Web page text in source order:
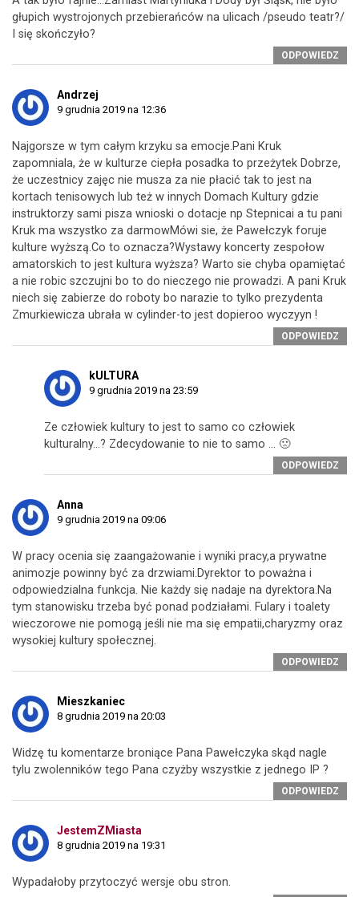
głupich wystrojonych przebierańców na ulicach /pseudo teatr?/
I się skończyło?
ODPOWIEDZ
Andrzej
9 grudnia 2019 na 12:36
Najgorsze w tym całym krzyku sa emocje.Pani Kruk
zapomniala, że w kulturze ciepła posadka to przeżytek Dobrze,
że uczestnicy zajęc nie musza za nie płacić tak to jest na
kortach tenisowych lub też w innych Domach Kultury gdzie
instruktorzy sami pisza wnioski o dotacje np Stepnicai a tu pani
Kruk ma wszystko za darmowMówi sie, że Pawełczyk foruje
kulture wyższą.Co to oznacza?Wystawy koncerty zespołow
amatorskich to jest kultura wyższa? Warto sie chyba opamiętać
a nie robic szczujni bo to do nieczego nie prowadzi. A pani Kruk
niech się zabierze do roboty bo narazie to tylko prezydenta
Zmurkiewicza ubrała w cylinder-to jest dopieroo wyczyyn !
ODPOWIEDZ
kULTURA
9 grudnia 2019 na 23:59
Ze człowiek kultury to jest to samo co człowiek
kulturalny…? Zdecydowanie to nie to samo … 🙁
ODPOWIEDZ
Anna
9 grudnia 2019 na 09:06
W pracy ocenia się zaangażowanie i wyniki pracy,a prywatne
animozje powinny być za drzwiami.Dyrektor to poważna i
odpowiedzialna funkcja. Nie każdy się nadaje na dyrektora.Na
tym stanowisku trzeba być ponad podziałami. Fulary i toalety
wieczorowe nie pomogą jeśli nie ma się empatii,charyzmy oraz
wysokiej kultury społecznej.
ODPOWIEDZ
Mieszkaniec
8 grudnia 2019 na 20:03
Widzę tu komentarze broniące Pana Pawełczyka skąd nagle
tylu zwolenników tego Pana czyżby wszystkie z jednego IP ?
ODPOWIEDZ
JestemZMiasta
8 grudnia 2019 na 19:31
Wypadałoby przytoczyć wersje obu stron.